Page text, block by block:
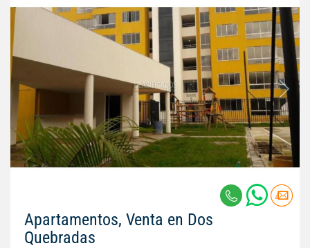
Apartamentos, Venta en Dos
Quebradas